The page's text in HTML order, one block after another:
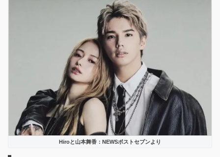
Hiroと山本舞香：NEWSポストセブンより